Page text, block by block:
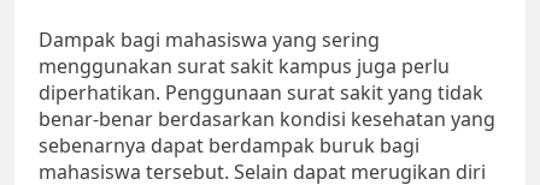
Dampak bagi mahasiswa yang sering
menggunakan surat sakit kampus juga perlu
diperhatikan. Penggunaan surat sakit yang tidak
benar-benar berdasarkan kondisi kesehatan yang
sebenarnya dapat berdampak buruk bagi
mahasiswa tersebut. Selain dapat merugikan diri